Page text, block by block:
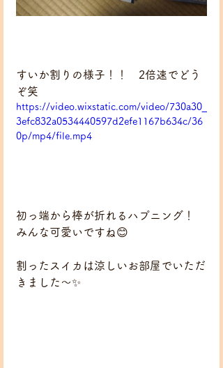
すいか割りの様子！！　2倍速でどう
ぞ笑
https://video.wixstatic.com/video/730a30_
3efc832a0534440597d2efe1167b634c/36
0p/mp4/file.mp4
初っ端から棒が折れるハプニング！
みんな可愛いですね😊
割ったスイカは涼しいお部屋でいただ
きました～✨